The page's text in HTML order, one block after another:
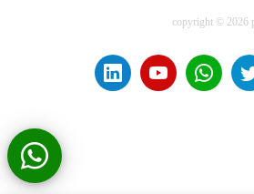
copyright © 2026